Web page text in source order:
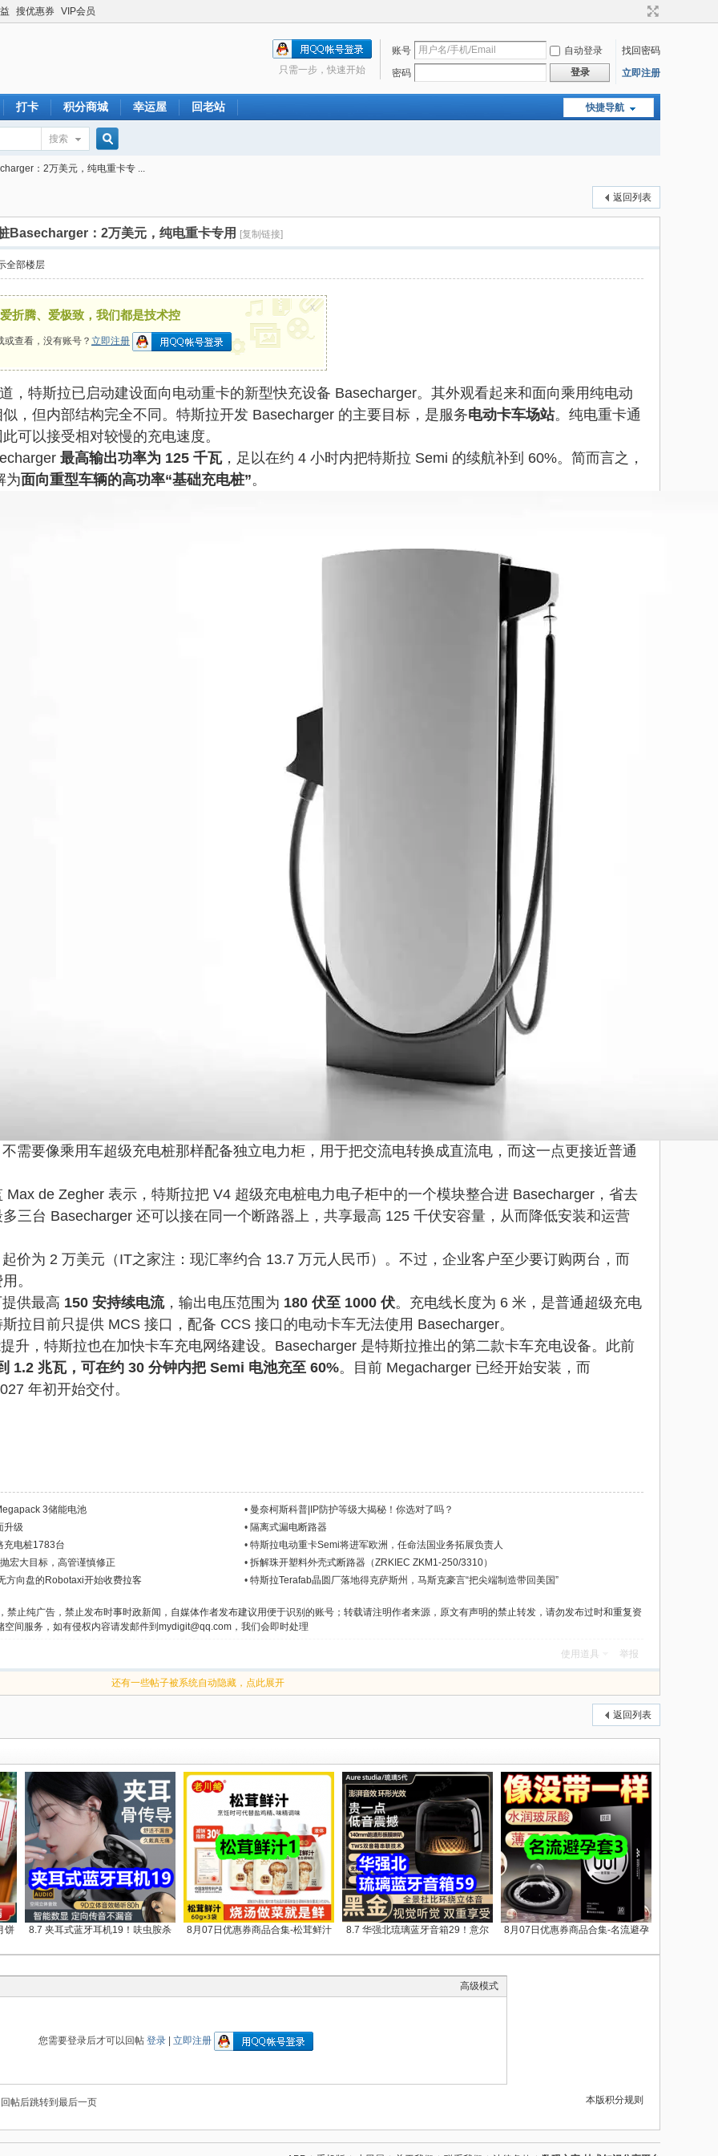
搜优惠券 VIP会员
账号 自动登录
找回密码
密码
登录 立即注册
只需一步，快速开始
快捷导航
打卡 积分商城 幸运屋 回老站
搜索
搜
索
：2万美元，纯电重卡专 ...
返回列表
Basecharger：2万美元，纯电重卡专用 [复制链接]
全部楼层
折腾、爱极致，我们都是技术控
查看，没有账号？ 立即注册
x
，特斯拉已启动建设面向电动重卡的新型快充设备 Basecharger。其外观看起来和面向乘用纯电动
，但内部结构完全不同。特斯拉开发 Basecharger 的主要目标，是服务电动卡车场站。纯电重卡通
可以接受相对较慢的充电速度。
最高输出功率为 125 千瓦，足以在约 4 小时内把特斯拉 Semi 的续航补到 60%。简而言之，
为面向重型车辆的高功率“基础充电桩”。
需要像乘用车超级充电桩那样配备独立电力柜，用于把交流电转换成直流电，而这一点更接近普通
Max de Zegher 表示，特斯拉把 V4 超级充电桩电力电子柜中的一个模块整合进 Basecharger，省去
三台 Basecharger 还可以接在同一个断路器上，共享最高 125 千伏安容量，从而降低安装和运营
价为 2 万美元（IT之家注：现汇率约合 13.7 万元人民币）。不过，企业客户至少要订购两台，而
。
供最高 150 安持续电流，输出电压范围为 180 伏至 1000 伏。充电线长度为 6 米，是普通超级充电
拉目前只提供 MCS 接口，配备 CCS 接口的电动卡车无法使用 Basecharger。
升，特斯拉也在加快卡车充电网络建设。Basecharger 是特斯拉推出的第二款卡车充电设备。此前
1.2 兆瓦，可在约 30 分钟内把 Semi 电池充至 60%。目前 Megacharger 已经开始安装，而
年初开始交付。
3储能电池 • 曼奈柯斯科普|IP防护等级大揭秘！你选对了吗？
升级
• 隔离式漏电断路器
充电桩1783台
• 特斯拉电动重卡Semi将进军欧洲，任命法国业务拓展负责人
宏大目标，高管谨慎修正
• 拆解珠开塑料外壳式断路器（ZRKIEC ZKM1-250/3310）
方向盘的Robotaxi开始收费拉客
• 特斯拉Terafab晶圆厂落地得克萨斯州，马斯克豪言“把尖端制造带回美国”
禁止纯广告，禁止发布时事时政新闻，自媒体作者发布建议用便于识别的账号；转载请注明作者来源，原文有声明的禁止转发，请勿发布过时和重复资
间服务，如有侵权内容请发邮件到mydigit@qq.com，我们会即时处理
使用道具 举报
还有一些帖子被系统自动隐藏，点此展开
返回列表
饼 8.7 夹耳式蓝牙耳机19！呋虫胺杀 8月07日优惠券商品合集-松茸鲜汁 8.7 华强北琉璃蓝牙音箱29！意尔 8月07日优惠券商品合集-名流避孕
高级模式
您需要登录后才可以回帖 登录 立即注册
本版积分规则
回帖后跳转到最后一页